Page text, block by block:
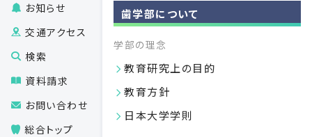
お知らせ
交通アクセス
検索
資料請求
お問い合わせ
総合トップ
歯学部について
学部の理念
教育研究上の目的
教育方針
日本大学学則
07.27
2026